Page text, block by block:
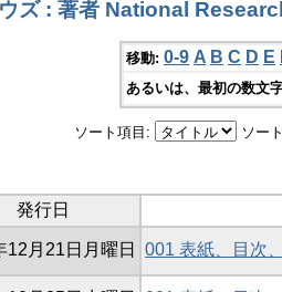
ズ : 著者 National
移動: 0-9 A B C D E
あるいは、最初の数文
ソート項目: ソー
発行日
12月21日月曜日 001 表紙、目次